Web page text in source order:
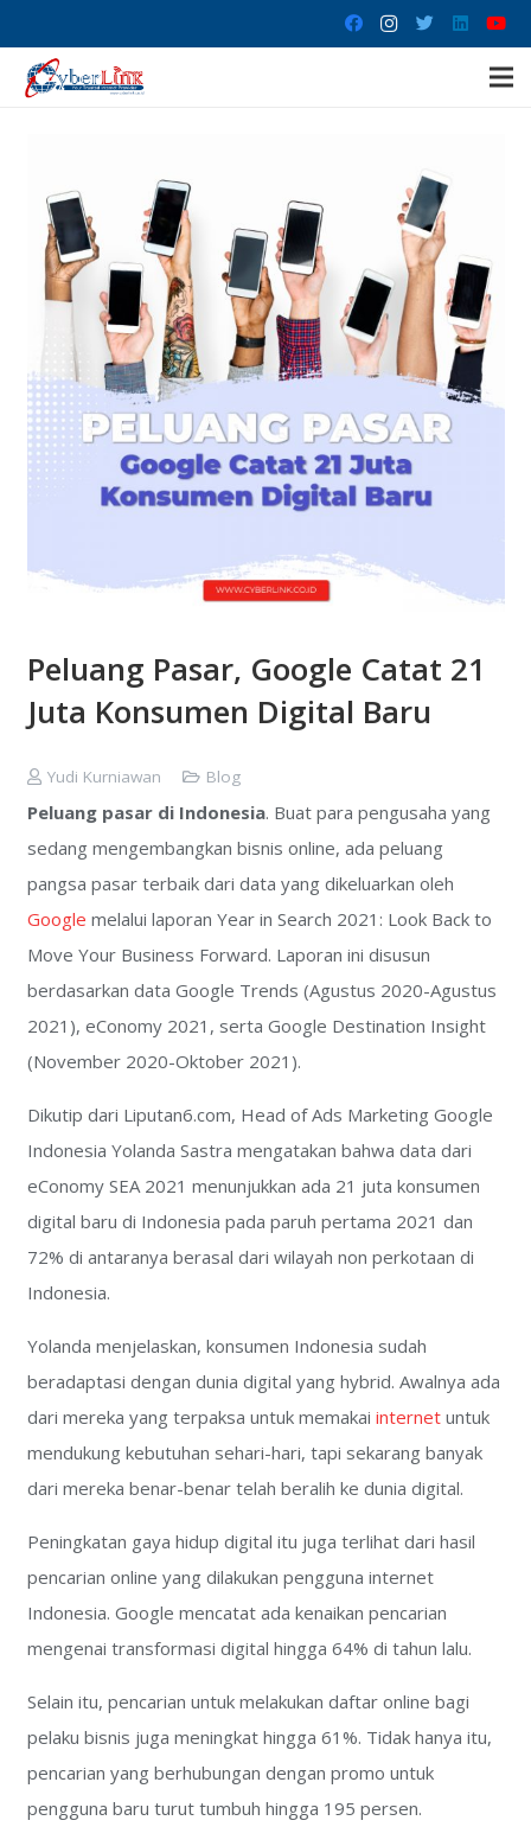
Peluang Pasar, Google Catat 21
Juta Konsumen Digital Baru
Yudi Kurniawan Blog
Peluang pasar di Indonesia. Buat para pengusaha yang
sedang mengembangkan bisnis online, ada peluang
pangsa pasar terbaik dari data yang dikeluarkan oleh
Google melalui laporan Year in Search 2021: Look Back to
Move Your Business Forward. Laporan ini disusun
berdasarkan data Google Trends (Agustus 2020-Agustus
2021), eConomy 2021, serta Google Destination Insight
(November 2020-Oktober 2021).
Dikutip dari Liputan6.com, Head of Ads Marketing Google
Indonesia Yolanda Sastra mengatakan bahwa data dari
eConomy SEA 2021 menunjukkan ada 21 juta konsumen
digital baru di Indonesia pada paruh pertama 2021 dan
72% di antaranya berasal dari wilayah non perkotaan di
Indonesia.
Yolanda menjelaskan, konsumen Indonesia sudah
beradaptasi dengan dunia digital yang hybrid. Awalnya ada
dari mereka yang terpaksa untuk memakai internetuntuk
mendukung kebutuhan sehari-hari, tapi sekarang banyak
dari mereka benar-benar telah beralih ke dunia digital.
Peningkatan gaya hidup digital itu juga terlihat dari hasil
pencarian online yang dilakukan pengguna internet
Indonesia. Google mencatat ada kenaikan pencarian
mengenai transformasi digital hingga 64% di tahun lalu.
Selain itu, pencarian untuk melakukan daftar online bagi
pelaku bisnis juga meningkat hingga 61%. Tidak hanya itu,
pencarian yang berhubungan dengan promo untuk
pengguna baru turut tumbuh hingga 195 persen.